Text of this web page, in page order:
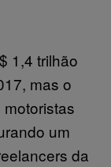
1,4 trilhão
mas o
um
da